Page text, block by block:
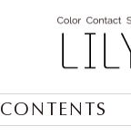
CONTENTS